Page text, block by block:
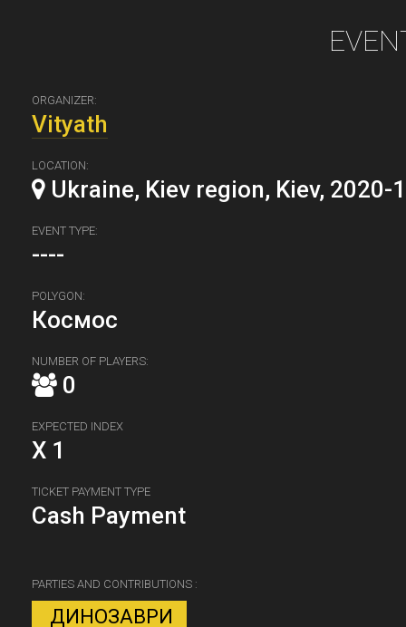
ORGANIZER:
Vityath
LOCATION:
Ukraine, Kiev region, Kiev, 2020-
EVENT TYPE:
----
POLYGON:
Космос
NUMBER OF PLAYERS:
0
EXPECTED INDEX
X 1
TICKET PAYMENT TYPE
Cash Payment
PARTIES AND CONTRIBUTIONS :
ДИНОЗАВРИ